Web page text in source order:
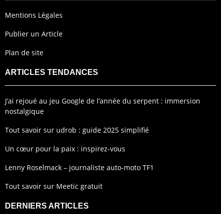
Mentions Légales
Publier un Article
Plan de site
ARTICLES TENDANCES
J’ai rejoué au jeu Google de l’année du serpent : immersion
nostalgique
Tout savoir sur udrob : guide 2025 simplifié
Un cœur pour la paix : inspirez-vous
Lenny Roselmack – journaliste auto-moto TF1
Tout savoir sur Meetic gratuit
DERNIERS ARTICLES